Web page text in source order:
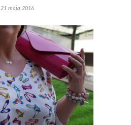
21 maja 2016